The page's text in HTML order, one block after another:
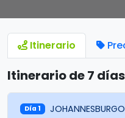
Itinerario
Itinerario de 7 días
Día 1 JOHANNESBURGO